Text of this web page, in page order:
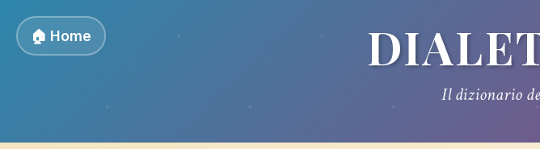
🏠 Home
Il dizionario